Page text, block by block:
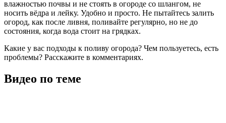
влажностью почвы и не стоять в огороде со шлангом, не
носить вёдра и лейку. Удобно и просто. Не пытайтесь залить
огород, как после ливня, поливайте регулярно, но не до
состояния, когда вода стоит на грядках.
Какие у вас подходы к поливу огорода? Чем пользуетесь, есть
проблемы? Расскажите в комментариях.
Видео по теме